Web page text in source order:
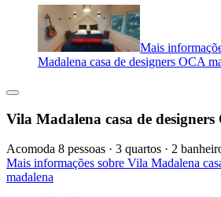
Mais
Madalena casa de designers OCA
Vila Madalena casa de
Acomoda 8 pessoas · 3 quartos · 2
Mais informações sobre Vila Madalena
madalena